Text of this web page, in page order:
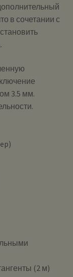
в сочетании с
3.5 мм.
(2 м)